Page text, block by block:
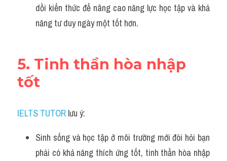
dồi kiến thức để nâng cao năng lực học tập và khả
năng tư duy ngày một tốt hơn.
5. Tinh thần hòa nhập
tốt
IELTS TUTOR lưu ý:
Sinh sống và học tập ở môi trường mới đòi hỏi bạn
phải có khả năng thích ứng tốt, tinh thần hòa nhập